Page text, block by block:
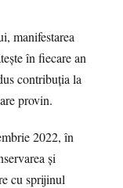
manifestarea
în fiecare an
contribuția la
provin.
2022, în
și
cu sprijinul